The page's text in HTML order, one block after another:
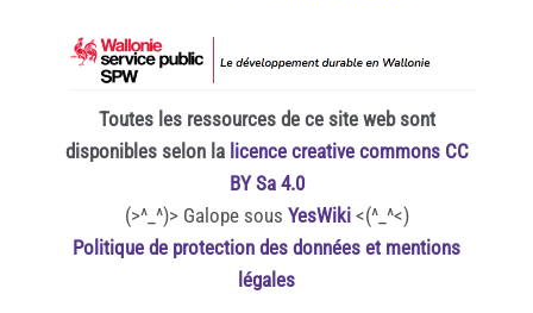
Toutes les ressources de ce site web sont
disponibles selon la licence creative commons CC
BY Sa 4.0
(>^_^)> Galope sous YesWiki<(^_^<)
Politique de protection des données et mentions
légales